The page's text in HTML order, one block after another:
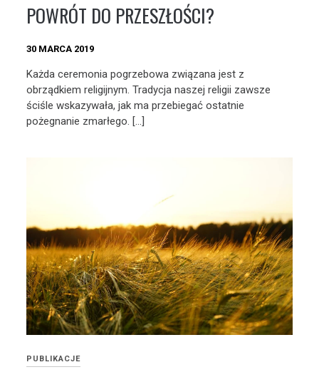
POWRÓT DO PRZESZŁOŚCI?
30 MARCA 2019
Każda ceremonia pogrzebowa związana jest z
obrządkiem religijnym. Tradycja naszej religii zawsze
ściśle wskazywała, jak ma przebiegać ostatnie
pożegnanie zmarłego. […]
PUBLIKACJE